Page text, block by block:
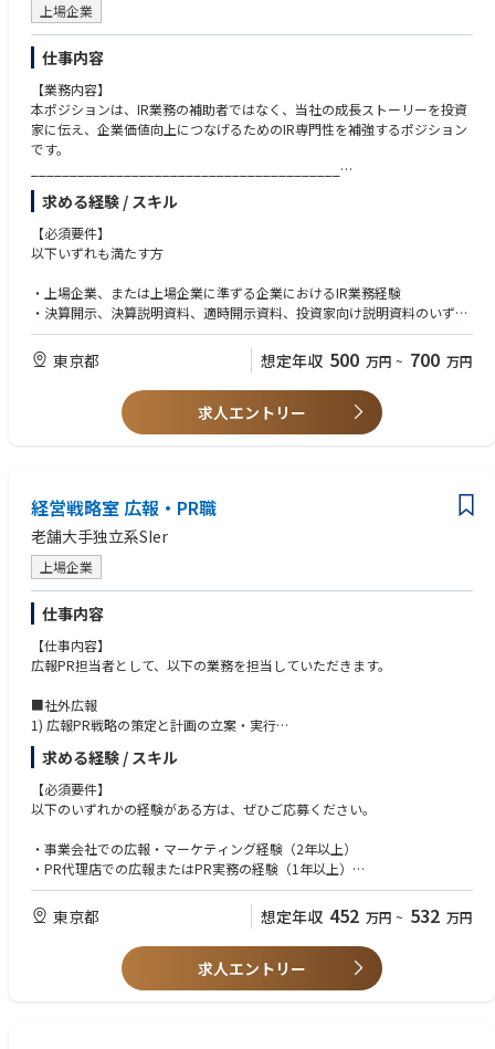
上場企業
仕事内容
【業務内容】
本ポジションは、IR業務の補助者ではなく、当社の成長ストーリーを投資
家に伝え、企業価値向上につなげるためのIR専門性を補強するポジション
です。
1. IR開示・投資家コミュニケーションの企画・推進
四半期決算、通期決算におけるIR論点の整理
投資家からの質問、懸念、フィードバックの分析
理
投資家に伝えるべき成長性、収益性、再現性に関するメッセージ設計
________________________________________
2. 決算説明資料・投資家向け資料の作成
決算説明資料、適時開示資料、投資家向け説明資料の作成
決算数値、事業KPI、投資家論点を踏まえた説明ストーリーの設計
英語資料の作成、レビュー、改善
________________________________________
3. 投資家対応・フィードバック分析
機関投資家、個人投資家、アナリストとの面談準備・対応
投資家ごとの関心事項、質問、懸念の整理
面談後のフィードバック分析と、次回開示・説明資料への反映
投資家向けQ&A、想定問答、説明方針の作成
投資家管理ツールの運用、投資家情報の整理
________________________________________
4. IRイベント・説明会の企画・運営
決算説明会、個人投資家説明会、IRセミナー等の企画・運営
説明会コンテンツ、登壇メッセージ、想定Q&Aの設計
説明会後のアンケート、質問、反応の分析
会場・配信手配、登壇者調整、進行管理
________________________________________
5. IR運営基盤の整備・改善
決算開示、投資家対応、イベント運営に関する業務フローの整備
投資家フィードバック、Q&A、開示ナレッジの蓄積・活用
抜け漏れ防止、標準化、テンプレート整備
CRM、IR支援ツール、AI等を活用した業務効率化
求める経験 / スキル
【必須要件】
以下いずれも満たす方
・上場企業、または上場企業に準ずる企業におけるIR業務経験
・決算開示、決算説明資料、適時開示資料、投資家向け説明資料のいずれ
かに実務として関与した経験
・財務諸表、業績指標、事業KPIを理解し、投資家向けの説明資料に落と
し込める方
・PowerPointを用いた対外説明資料、投資家向け資料の作成経験
特に、決算説明資料や投資家向け説明資料の作成、投資家からの質問やフ
【歓迎要件】
・機関投資家、アナリストとの面談対応または面談準備の経験
・決算説明資料、中期経営計画、成長戦略、資本政策に関する資料作成経
験
・投資家向けQ&A、想定問答、面談メモ、フィードバックレポートの作成
経験
・財務、会計、FP&A、経営企画領域の業務経験
・PR、広報、サステナビリティ、経営企画などと連携した対外コミュニケ
ーション経験
・IR支援ツール、CRM、データ管理ツールの運用経験
東京都 想定年収 500 万円 ~ 700 万円
求人エントリー
経営戦略室 広報・PR職
老舗大手独立系SIer
上場企業
仕事内容
【仕事内容】
広報PR担当者として、以下の業務を担当していただきます。
■社外広報
1) 広報PR戦略の策定と計画の立案・実行
2) プレスリリースの作成と発信
3) メディアリレーションの構築など
■社内広報
2)社内報など
具体的には、、、
■社外広報
1) コーポレート広報および事業広報の戦略立案と実行
2) 記者発表会やPRイベントの企画と運営
3) リリースなどの作成と発信
求める経験 / スキル
【必須要件】
以下のいずれかの経験がある方は、ぜひご応募ください。
・事業会社での広報・マーケティング経験（2年以上）
・PR代理店での広報またはPR実務の経験（1年以上）
・マーケティング、広告宣伝、デジタルコミュニケーションの知識・経験
※入社後しばらくは上長・先輩社員とともに業務を担い、段階的に広報業
務スキルを高めていただきます。そのため、広報経験の浅い方でも歓迎し
広報業務は社内外でのコミュニケーションが必要となってきますので、積
東京都 想定年収 452 万円 ~ 532 万円
求人エントリー